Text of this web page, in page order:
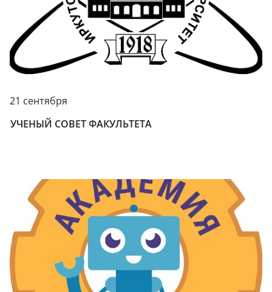
21 сентября
УЧЕНЫЙ СОВЕТ ФАКУЛЬТЕТА